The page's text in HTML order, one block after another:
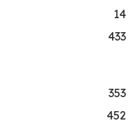
14
433
353
452